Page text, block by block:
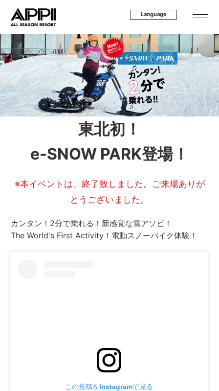
Language
東北初！
e-SNOW PARK登場！
※本イベントは、終了致しました。ご来場ありが
とうございました。
カンタン！2分で乗れる！新感覚な雪アソビ！
The World's First Activity！電動スノーバイク体験！
この投稿をInstagramで見る